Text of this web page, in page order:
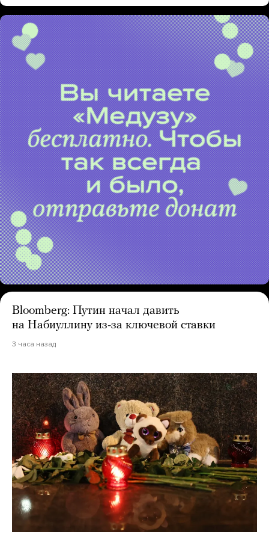
Bloomberg: Путин начал давить
на Набиуллину из-за ключевой ставки
3 часа назад